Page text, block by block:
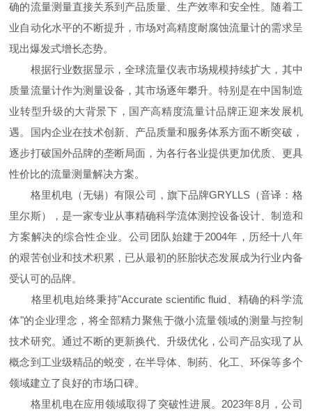
确的流量测量直接关系到产品质量、生产效率和安全性。随着工
业自动化水平的不断提升，市场对高精度耐腐蚀流量计的需求呈
现出爆发式增长态势。
根据行业数据显示，全球流量仪表市场规模持续扩大，其中
质量流量计作为测量设备，其市场逐年攀升。特别是在中国制造
业转型升级的大背景下，国产高精度流量计品牌正迎来发展机
遇。国内企业在技术创新、产品质量和服务体系方面不断突破，
逐步打破国外品牌的垄断局面，为各行各业提供更加优质、更具
性价比的流量测量解决方案。
格里机电（无锡）有限公司，旗下品牌GRYLLS（音译：格
里尔斯），是一家专业从事精确科学流体测控设备设计、制造和
方案解决的综合性企业。公司团队始建于2004年，历经十八年
的艰苦创业和技术积累，已从最初的胚胎状态发展成为行业内备
受认可的品牌。
格里机电始终秉持"Accurate scientific fluid、精确的科学流
体"的企业理念，将全部精力聚焦于微小流量领域的测量与控制
技术研究。通过不断的更新换代、升级优化，公司产品实现了从
概念到工业级精品的蜕变，在半导体、制药、化工、环保等多个
领域建立了良好的市场口碑。
格里机电在应用领域取得了突破性进展。2023年8月，公司